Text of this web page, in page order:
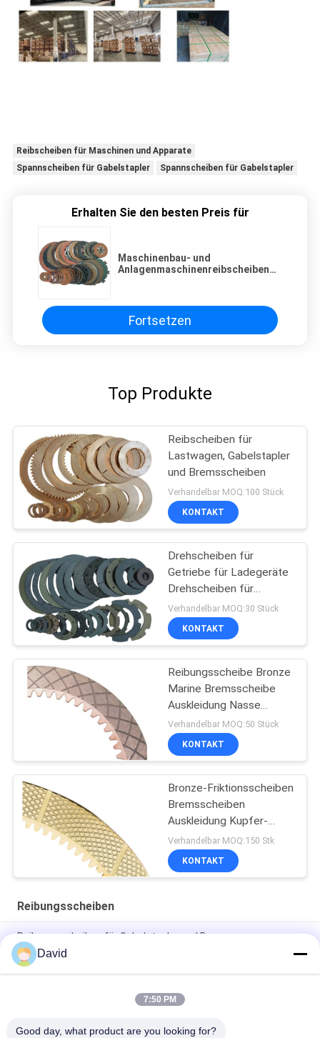
Reibscheiben für Maschinen und Apparate
Spannscheiben für Gabelstapler
Spannscheiben für Gabelstapler
Erhalten Sie den besten Preis für
Maschinenbau- und
Anlagenmaschinenreibscheiben
Fortsetzen
Top Produkte
Reibscheiben für
Lastwagen, Gabelstapler
und Bremsscheiben
Verhandelbar MOQ:100 Stück
KONTAKT
Drehscheiben für
Getriebe für Ladegeräte
Drehscheiben für
Gabelstapler,
Kupplungsbremsscheiben
Verhandelbar MOQ:30 Stück
KONTAKT
Reibungsscheibe Bronze
Marine Bremsscheibe
Auskleidung Nasse
Bremsscheibe
Reibungsscheibe
Kupferschebe
Verhandelbar MOQ:50 Stück
KONTAKT
Bronze-Friktionsscheiben
Bremsscheiben
Auskleidung Kupfer-
Friktionsscheiben
Messing-
Friktionsscheiben
Verhandelbar MOQ:150 Stk
KONTAKT
Reibungsscheiben
Reibungsscheiben für Gabelstapler und Bagger
Nassbremsscheiben Kupfer-Friktionsscheiben Bronze-
Kupplungsbremsscheiben Liner
Spannscheiben für Gabelstapler für Bagger Spannscheiben
David
7:50 PM
Good day, what product are you looking for?